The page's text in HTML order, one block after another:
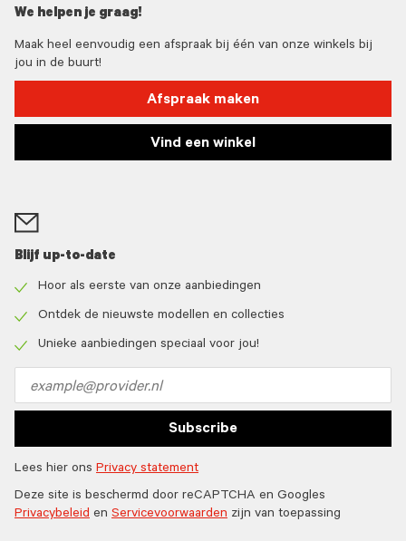
We helpen je graag!
Maak heel eenvoudig een afspraak bij één van onze winkels bij
jou in de buurt!
Afspraak maken
Vind een winkel
Blijf up-to-date
icon
Hoor als eerste van onze aanbiedingen
icon
Ontdek de nieuwste modellen en collecties
Unieke aanbiedingen speciaal voor jou!
address
Subscribe
Lees hier ons Privacy statement
Deze site is beschermd door reCAPTCHA en Googles
Privacybeleid en Servicevoorwaarden zijn van toepassing